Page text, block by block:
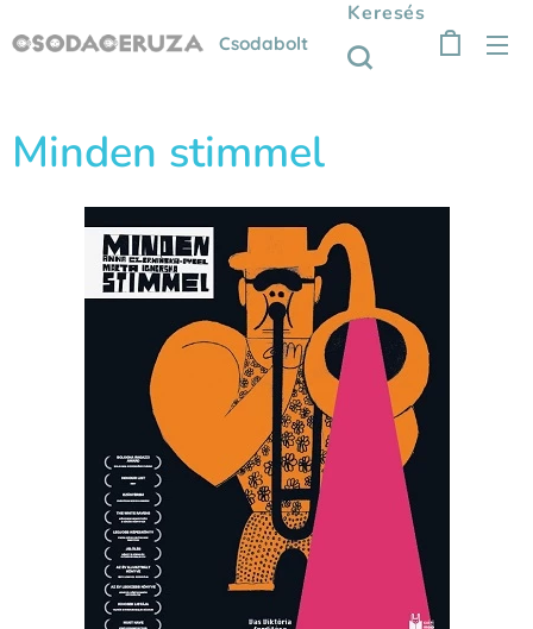
Csodabolt
Keresés
Minden stimmel